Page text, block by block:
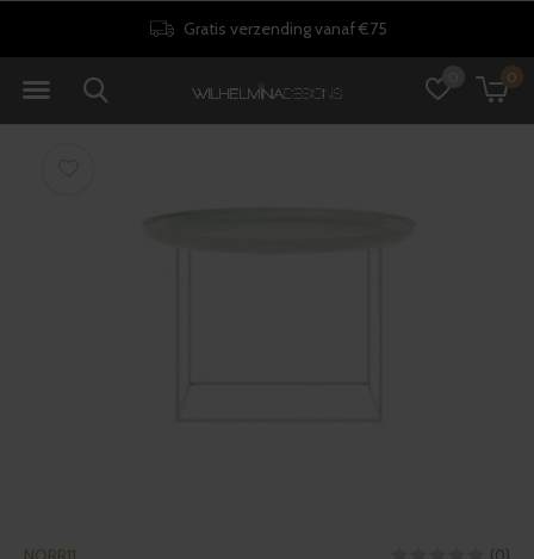
0
Gratis verzending vanaf €75